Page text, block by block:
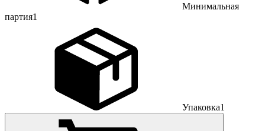
Минимальная
партия1
Упаковка1